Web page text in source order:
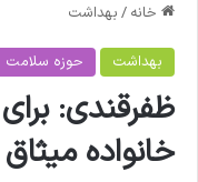
خانه / بهداشت
بهداشت حوزه سلامت
ظفرقندی:
خانواده